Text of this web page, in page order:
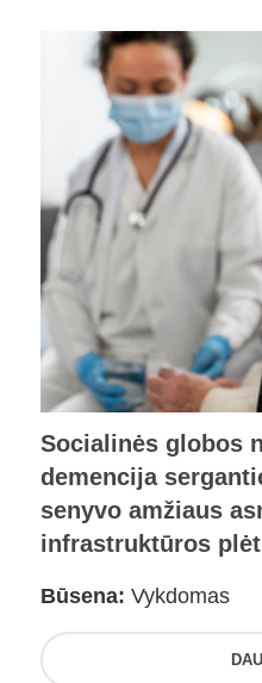
Socialinės globos
demencija
senyvo amžiaus
infrastruktūros
Būsena: Vykdomas